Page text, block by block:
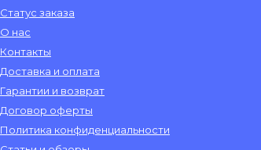
Статус заказа
О нас
Контакты
Доставка и оплата
Гарантии и возврат
Договор оферты
Политика конфиденциальности